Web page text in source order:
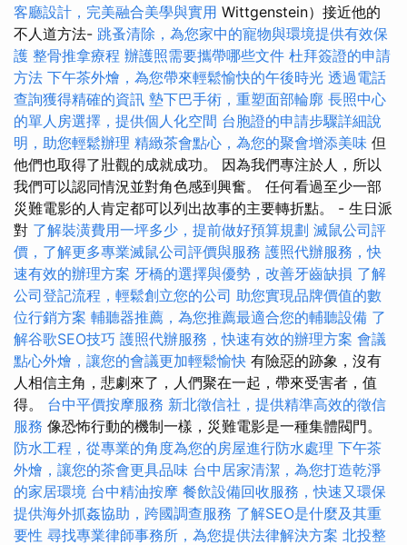
客廳設計，完美融合美學與實用 Wittgenstein）接近他的
不人道方法- 跳蚤清除，為您家中的寵物與環境提供有效保
護 整骨推拿療程 辦護照需要攜帶哪些文件 杜拜簽證的申請
方法 下午茶外燴，為您帶來輕鬆愉快的午後時光 透過電話
查詢獲得精確的資訊 墊下巴手術，重塑面部輪廓 長照中心
的單人房選擇，提供個人化空間 台胞證的申請步驟詳細說
明，助您輕鬆辦理 精緻茶會點心，為您的聚會增添美味 但
他們也取得了壯觀的成就成功。 因為我們專注於人，所以
我們可以認同情況並對角色感到興奮。 任何看過至少一部
災難電影的人肯定都可以列出故事的主要轉折點。 - 生日派
對 了解裝潢費用一坪多少，提前做好預算規劃 滅鼠公司評
價，了解更多專業滅鼠公司評價與服務 護照代辦服務，快
速有效的辦理方案 牙橋的選擇與優勢，改善牙齒缺損 了解
公司登記流程，輕鬆創立您的公司 助您實現品牌價值的數
位行銷方案 輔聽器推薦，為您推薦最適合您的輔聽設備 了
解谷歌SEO技巧 護照代辦服務，快速有效的辦理方案 會議
點心外燴，讓您的會議更加輕鬆愉快 有險惡的跡象，沒有
人相信主角，悲劇來了，人們聚在一起，帶來受害者，值
得。 台中平價按摩服務 新北徵信社，提供精準高效的徵信
服務 像恐怖行動的機制一樣，災難電影是一種集體閥門。
防水工程，從專業的角度為您的房屋進行防水處理 下午茶
外燴，讓您的茶會更具品味 台中居家清潔，為您打造乾淨
的家居環境 台中精油按摩 餐飲設備回收服務，快速又環保
提供海外抓姦協助，跨國調查服務 了解SEO是什麼及其重
要性 尋找專業律師事務所，為您提供法律解決方案 北投整